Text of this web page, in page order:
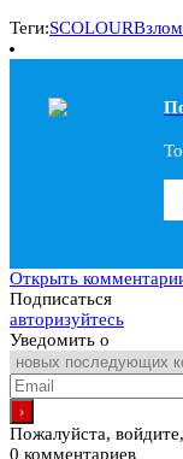
Теги:SCOLOURВзлом
Открыть
Подписаться
авторизуйтесь
Уведомить о
Пожалуйста,
0 комментариев